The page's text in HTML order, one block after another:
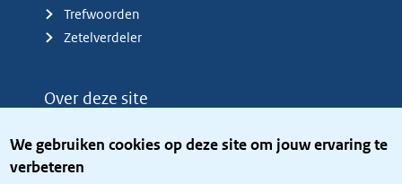
We gebruiken cookies op deze site om jouw ervaring te
verbeteren
Trefwoorden
Zetelverdeler
Over deze site
Privacy